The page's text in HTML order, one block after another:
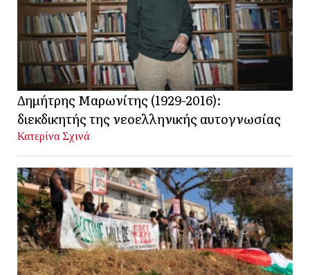
Δημήτρης Μαρωνίτης (1929-2016):
διεκδικητής της νεοελληνικής αυτογνωσίας
Κατερίνα Σχινά